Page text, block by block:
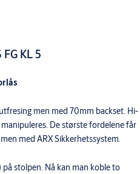
KL 5
men med 70mm backset. Hi-
De største fordelene får
med ARX Sikkerhetssystem.
stolpen. Nå kan man koble to